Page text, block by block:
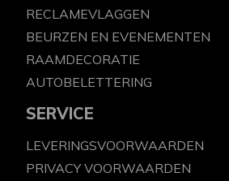
RECLAMEVLAGGEN
BEURZEN EN EVENEMENTEN
RAAMDECORATIE
AUTOBELETTERING
SERVICE
LEVERINGSVOORWAARDEN
PRIVACY VOORWAARDEN